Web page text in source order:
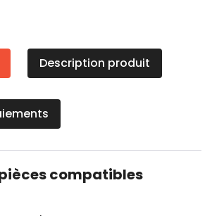
Description produit
compatibles